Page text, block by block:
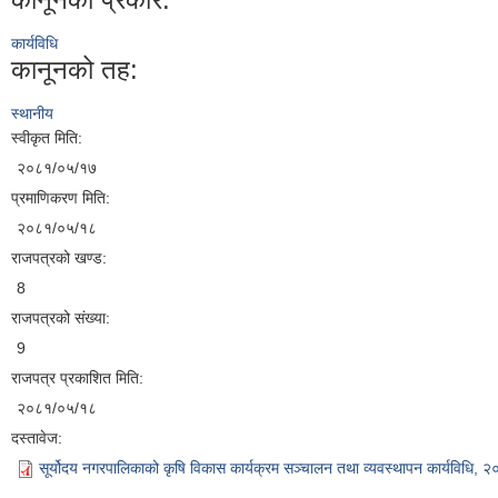
कार्यविधि
कानूनको तह:
स्थानीय
स्वीकृत मिति:
२०८१/०५/१७
प्रमाणिकरण मिति:
२०८१/०५/१८
राजपत्रको खण्ड:
8
राजपत्रको संख्या:
9
राजपत्र प्रकाशित मिति:
२०८१/०५/१८
दस्तावेज:
सूर्योदय नगरपालिकाको कृषि विकास कार्यक्रम सञ्चालन तथा व्यवस्थापन कार्यविधि,